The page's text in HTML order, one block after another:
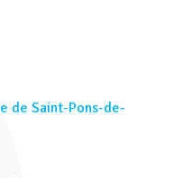
de Saint-Pons-de-